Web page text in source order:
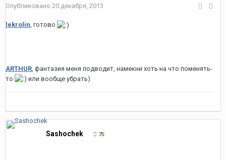
Опубликовано 20 декабря, 2013
lekrolin, готово
ARTHUR , фантазия меня подводит, намекни хоть на что поменять-
то
или вообще убрать)
Sashochek 75